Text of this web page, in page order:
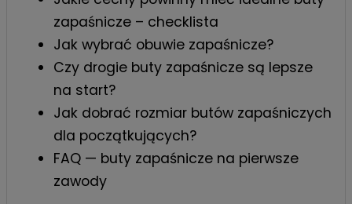
zapaśnicze – checklista
Jak wybrać obuwie zapaśnicze?
Czy drogie buty zapaśnicze są lepsze
na start?
Jak dobrać rozmiar butów zapaśniczych
dla początkujących?
FAQ — buty zapaśnicze na pierwsze
zawody